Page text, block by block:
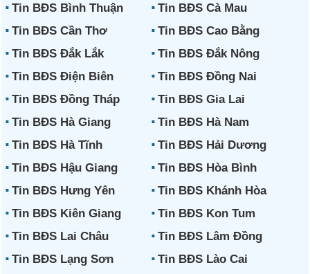
Tin BĐS Bình Thuận
Tin BĐS Cà Mau
Tin BĐS Cần Thơ
Tin BĐS Cao Bằng
Tin BĐS Đắk Lắk
Tin BĐS Đắk Nông
Tin BĐS Điện Biên
Tin BĐS Đồng Nai
Tin BĐS Đồng Tháp
Tin BĐS Gia Lai
Tin BĐS Hà Giang
Tin BĐS Hà Nam
Tin BĐS Hà Tĩnh
Tin BĐS Hải Dương
Tin BĐS Hậu Giang
Tin BĐS Hòa Bình
Tin BĐS Hưng Yên
Tin BĐS Khánh Hòa
Tin BĐS Kiên Giang
Tin BĐS Kon Tum
Tin BĐS Lai Châu
Tin BĐS Lâm Đồng
Tin BĐS Lạng Sơn
Tin BĐS Lào Cai